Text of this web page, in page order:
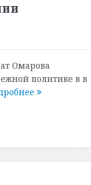
Омарова
политике в в